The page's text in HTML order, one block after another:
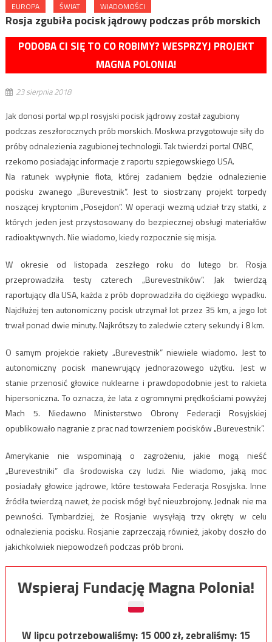
EUROPA ŚWIAT WIADOMOŚCI
Rosja zgubiła pocisk jądrowy podczas prób morskich
PODOBA CI SIĘ TO CO ROBIMY? WESPRZYJ PROJEKT
MAGNA POLONIA!
23 sierpnia 2018
Jak donosi portal wp.pl rosyjski pocisk jądrowy został zagubiony
podczas zeszłorocznych prób morskich. Moskwa przygotowuje siły do
próby odnalezienia zagubionej technologii. Tak twierdzi portal CNBC,
rzekomo posiadając informacje z raportu szpiegowskiego USA.
Na ratunek wypłynie flota, której zadaniem będzie odnalezienie
pocisku zwanego „Burevestnik”. Jest to siostrzany projekt torpedy
noszącej kryptonim „Posejdon”. W operacji wezmą udział trzy statki, z
których jeden jest przystosowany do bezpiecznej obsługi materiałów
radioaktywnych. Nie wiadomo, kiedy rozpocznie się misja.
W okresie od listopada zeszłego roku do lutego br. Rosja
przeprowadziła testy czterech „Burevestników”. Jak twierdzą
raportujący dla USA, każda z prób doprowadziła do ciężkiego wypadku.
Najdłużej ten autonomiczny pocisk utrzymał lot przez 35 km, a jego lot
trwał ponad dwie minuty. Najkrótszy to zaledwie cztery sekundy i 8 km.
O samym projekcie rakiety „Burevestnik” niewiele wiadomo. Jest to
autonomiczny pocisk manewrujący jednorazowego użytku. Jest w
stanie przenosić głowice nuklearne i prawdopodobnie jest to rakieta
hipersoniczna. To oznacza, że lata z ogromnymi prędkościami powyżej
Mach 5. Niedawno Ministerstwo Obrony Federacji Rosyjskiej
opublikowało nagranie z prac nad towrzeniem pocisków „Burevestnik”.
Amerykanie nie wspominają o zagrożeniu, jakie mogą nieść
„Burevestniki” dla środowiska czy ludzi. Nie wiadomo, jaką moc
posiadały głowice jądrowe, które testowała Federacja Rosyjska. Inne
źródła twierdzą nawet, że pocisk mógł być nieuzbrojony. Jednak nie ma
pewności. Tymbardziej, że Rosjanie wysyłają trzy okręty w celu
odnalezienia pocisku. Rosjanie zaprzeczają również, jakoby doszło do
jakichkolwiek niepowodzeń podczas prób broni.
Wspieraj Fundację Magna Polonia!
W lipcu potrzebowaliśmy:15 000zł, zebraliśmy:15